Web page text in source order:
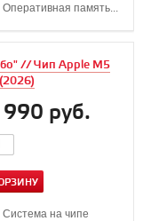
Оперативная память...
// Чип Apple M5
руб.
Система на чипе